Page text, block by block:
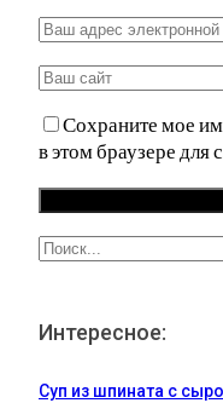
Сохраните мое
в этом браузере
Интересное:
Суп из шпината с